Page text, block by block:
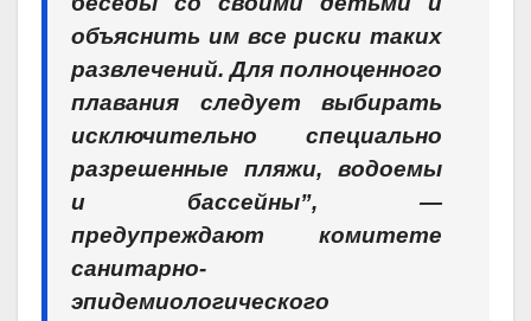
объяснить им все риски таких
развлечений. Для полноценного
плавания следует выбирать
исключительно специально
разрешенные пляжи, водоемы
и бассейны”, —
предупреждают комитете
санитарно-
эпидемиологического